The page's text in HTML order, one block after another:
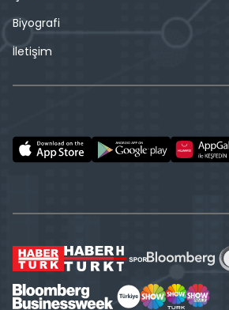
Biyografi
İletişim